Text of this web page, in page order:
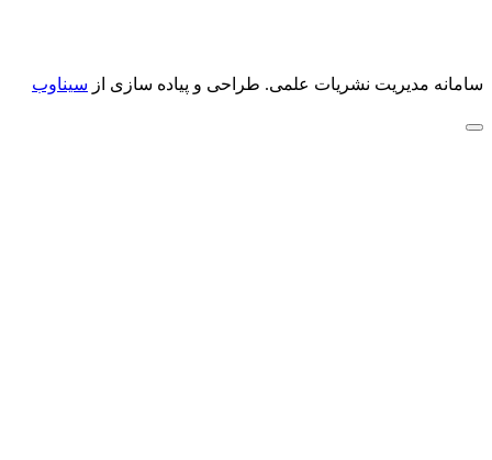
سامانه مدیریت نشریات علمی. طراحی و پیاده سازی از سیناوب